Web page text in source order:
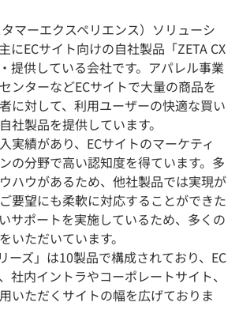
マーエクスペリエンス）ソリューシ
にECサイト向けの自社製品「ZETA CX
提供している会社です。アパレル事業
ンターなどECサイトで⼤量の商品を
に対して、利用ユーザーの快適な買い
社製品を提供しています。
実績があり、ECサイトのマーケティ
の分野で高い認知度を得ています。多
ハウがあるため、他社製品では実現が
要望にも柔軟に対応することができた
サポートを実施しているため、多くの
いただいています。
ーズ」は10製品で構成されており、EC
社内イントラやコーポレートサイト、
いただくサイトの幅を広げておりま